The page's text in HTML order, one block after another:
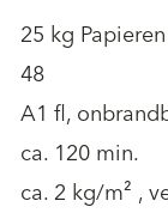
25 kg
48
A1 fl,
ca. 120 min.
ca. 2 kg/m² ,